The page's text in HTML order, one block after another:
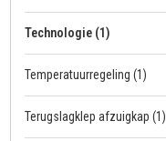
Technologie (1)
Temperatuurregeling(1)
Terugslagklep afzuigkap(1)